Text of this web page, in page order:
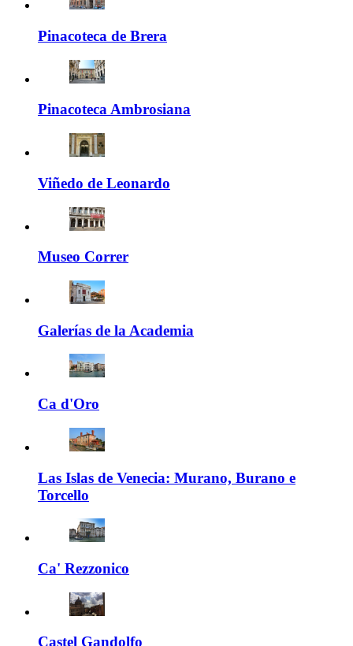
Pinacoteca de Brera
Pinacoteca Ambrosiana
Viñedo de Leonardo
Museo Correr
Galerías de la Academia
Ca d'Oro
Las Islas de Venecia: Murano, Burano e
Torcello
Ca' Rezzonico
Castel Gandolfo